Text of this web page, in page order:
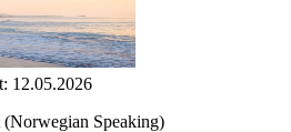
12.05.2026
Speaking)